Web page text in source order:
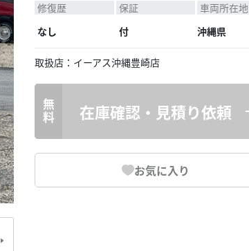
修復歴
なし
保証
付
車両所在地
沖縄県
取扱店：イーアス沖縄豊崎店
無料 在庫確認・見積り依頼
お気に入り